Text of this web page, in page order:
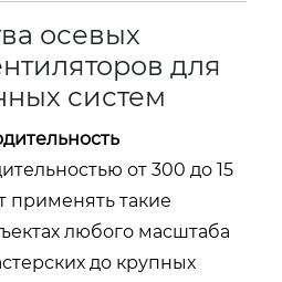
осевых
для
систем
от 300 до 15
применять такие
любого масштаба
до крупных